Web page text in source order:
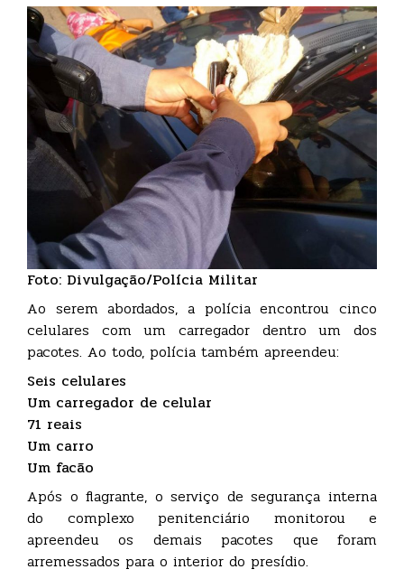
Foto: Divulgação/Polícia Militar
Ao serem abordados, a polícia encontrou cinco
celulares com um carregador dentro um dos
pacotes. Ao todo, polícia também apreendeu:
Seis celulares
Um carregador de celular
71 reais
Um carro
Um facão
Após o flagrante, o serviço de segurança interna
do complexo penitenciário monitorou e
apreendeu os demais pacotes que foram
arremessados para o interior do presídio.